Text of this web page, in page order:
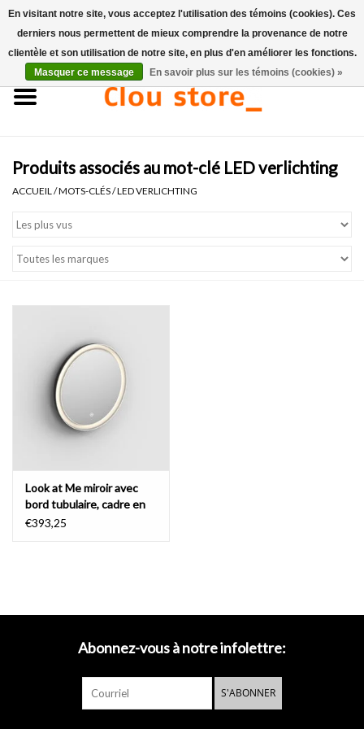
Accueil
Ensembles de lave-mains
Toilettes
Robinets & vidanges
pièce de rechange
Produits associés au mot-clé LED verlichting
ACCUEIL /MOTS-CLÉS/LED VERLICHTING
Look at Me miroir avec
bord tubulaire, cadre en
noir mat
€393,25
Abonnez-vous à notre infolettre:
S'ABONNER
En visitant notre site, vous acceptez l'utilisation des témoins (cookies). Ces
derniers nous permettent de mieux comprendre la provenance de notre
clientèle et son utilisation de notre site, en plus d'en améliorer les fonctions.
Masquer ce message
En savoir plus sur les témoins (cookies) »